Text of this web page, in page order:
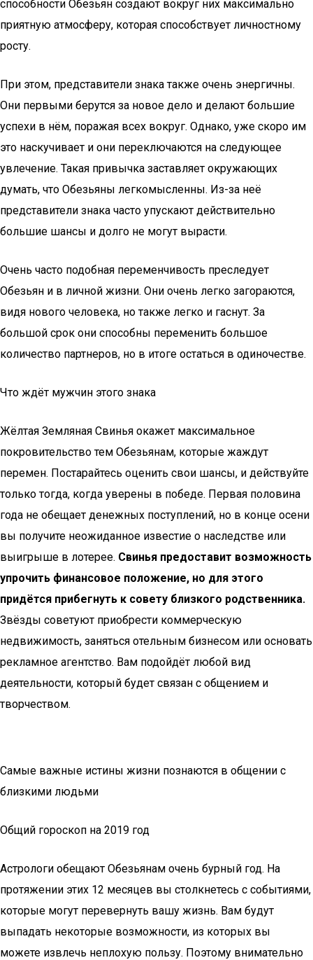
способности Обезьян создают вокруг них максимально
приятную атмосферу, которая способствует личностному
росту.
При этом, представители знака также очень энергичны.
Они первыми берутся за новое дело и делают большие
успехи в нём, поражая всех вокруг. Однако, уже скоро им
это наскучивает и они переключаются на следующее
увлечение. Такая привычка заставляет окружающих
думать, что Обезьяны легкомысленны. Из-за неё
представители знака часто упускают действительно
большие шансы и долго не могут вырасти.
Очень часто подобная переменчивость преследует
Обезьян и в личной жизни. Они очень легко загораются,
видя нового человека, но также легко и гаснут. За
большой срок они способны переменить большое
количество партнеров, но в итоге остаться в одиночестве.
Что ждёт мужчин этого знака
Жёлтая Земляная Свинья окажет максимальное
покровительство тем Обезьянам, которые жаждут
перемен. Постарайтесь оценить свои шансы, и действуйте
только тогда, когда уверены в победе. Первая половина
года не обещает денежных поступлений, но в конце осени
вы получите неожиданное известие о наследстве или
выигрыше в лотерее. Свинья предоставит возможность
упрочить финансовое положение, но для этого
придётся прибегнуть к совету близкого родственника.
Звёзды советуют приобрести коммерческую
недвижимость, заняться отельным бизнесом или основать
рекламное агентство. Вам подойдёт любой вид
деятельности, который будет связан с общением и
творчеством.
Самые важные истины жизни познаются в общении с
близкими людьми
Общий гороскоп на 2019 год
Астрологи обещают Обезьянам очень бурный год. На
протяжении этих 12 месяцев вы столкнетесь с событиями,
которые могут перевернуть вашу жизнь. Вам будут
выпадать некоторые возможности, из которых вы
можете извлечь неплохую пользу. Поэтому внимательно